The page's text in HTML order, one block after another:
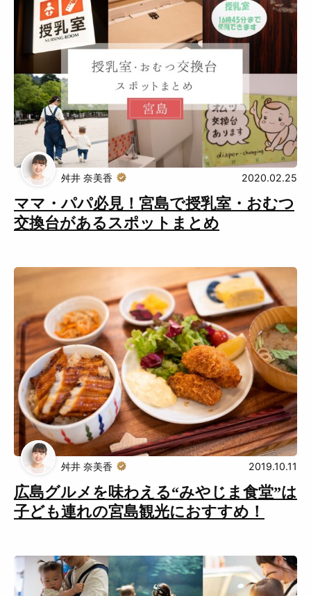
ママ・パパ必見！宮島で授乳室・おむつ
交換台があるスポットまとめ
舛井 奈美香 2020.02.25
広島グルメを味わえる“みやじま食堂”は
子ども連れの宮島観光におすすめ！
舛井 奈美香 2019.10.11